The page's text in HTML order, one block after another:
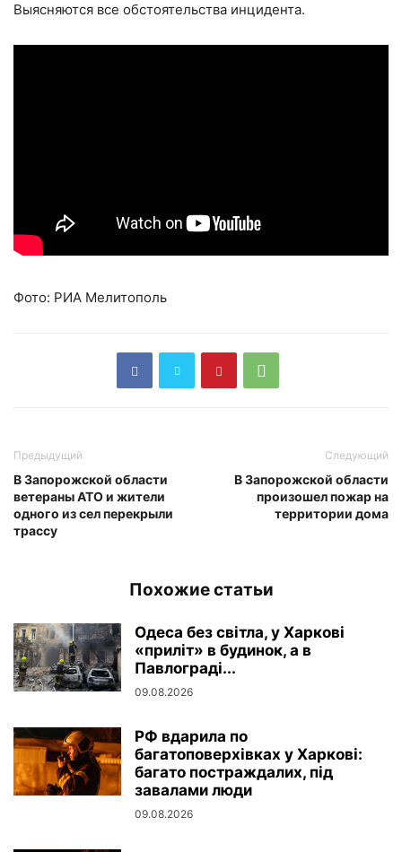
Выясняются все обстоятельства инцидента.
Фото: РИА Мелитополь
Предыдущий
В Запорожской области
ветераны АТО и жители
одного из сел перекрыли
трассу
Следующий
В Запорожской области
произошел пожар на
территории дома
Похожие статьи
Одеса без світла, у Харкові
«приліт» в будинок, а в
Павлограді...
09.08.2026
РФ вдарила по
багатоповерхівках у Харкові:
багато постраждалих, під
завалами люди
09.08.2026